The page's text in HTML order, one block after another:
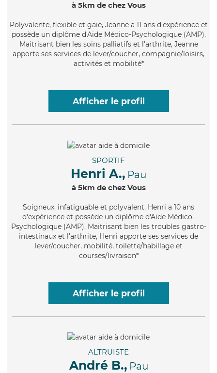
à 5km de chez Vous
Polyvalente, flexible et gaie, Jeanne a 11 ans d'expérience et
possède un diplôme d'Aide Médico-Psychologique (AMP).
Maitrisant bien les soins palliatifs et l'arthrite, Jeanne
apporte ses services de lever/coucher, compagnie/loisirs,
activités et mobilité*
Afficher le profil
SPORTIF
Henri A., Pau
à 5km de chez Vous
Soigneux, infatiguable et polyvalent, Henri a 10 ans
d'expérience et possède un diplôme d'Aide Médico-
Psychologique (AMP). Maitrisant bien les troubles gastro-
intestinaux et l'arthrite, Henri apporte ses services de
lever/coucher, mobilité, toilette/habillage et
courses/livraison*
Afficher le profil
ALTRUISTE
André B., Pau